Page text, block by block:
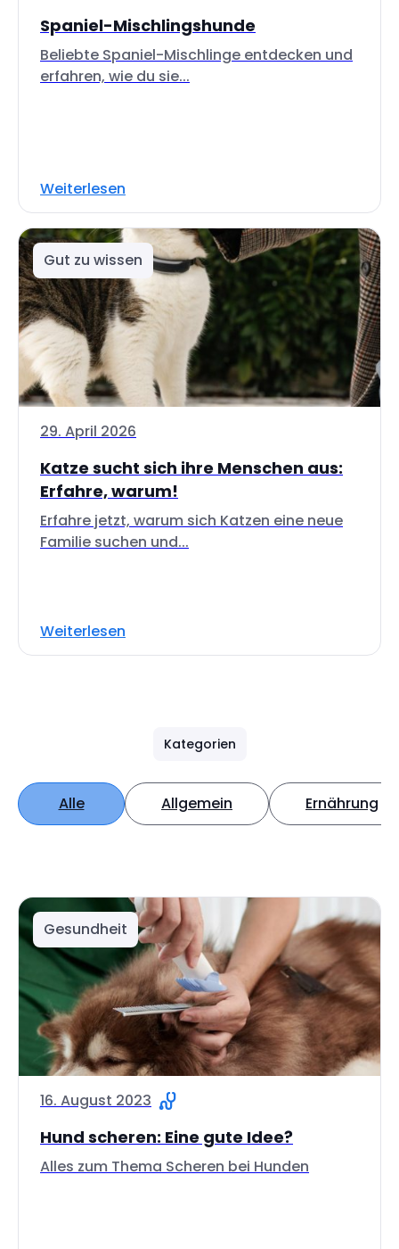
Spaniel-Mischlingshunde
Beliebte Spaniel-Mischlinge entdecken und
erfahren, wie du sie...
Weiterlesen
Gut zu wissen
29. April 2026
Katze sucht sich ihre Menschen aus:
Erfahre, warum!
Erfahre jetzt, warum sich Katzen eine neue
Familie suchen und...
Weiterlesen
Kategorien
Alle Allgemein Ernährung
Gesundheit
16. August 2023
Hund scheren: Eine gute Idee?
Alles zum Thema Scheren bei Hunden